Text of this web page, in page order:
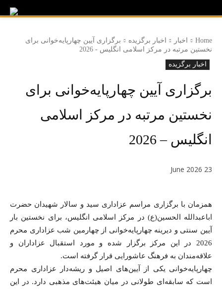
Home اخبار اخبار برگزیده
برگزاری آیین چهارپایه‌خوانی برای
نخستین مرتبه در مرکز اسلامی انگلیس - 2026
اخبار برگزیده
برگزاری آیین چهارپایه‌خوانی برای
نخستین مرتبه در مرکز اسلامی
انگلیس – 2026
23 June 2026
همزمان با برگزاری مراسم عزاداری سید و سالار شهیدان حضرت
اباعبدالله الحسین(ع) در مرکز اسلامی انگلیس، برای نخستین بار
آیین سنتی و دیرینه چهارپایه‌خوانی از چهارمین شب عزاداری محرم
2026 در این مرکز برگزار شده و مورد استقبال عزاداران و
علاقه‌مندان به فرهنگ عاشورایی قرار گرفته است.
چهارپایه‌خوانی یکی از آیین‌های اصیل و ریشه‌دار عزاداری محرم
است که سابقه‌ای طولانی در میان هیئت‌های مذهبی دارد. در این